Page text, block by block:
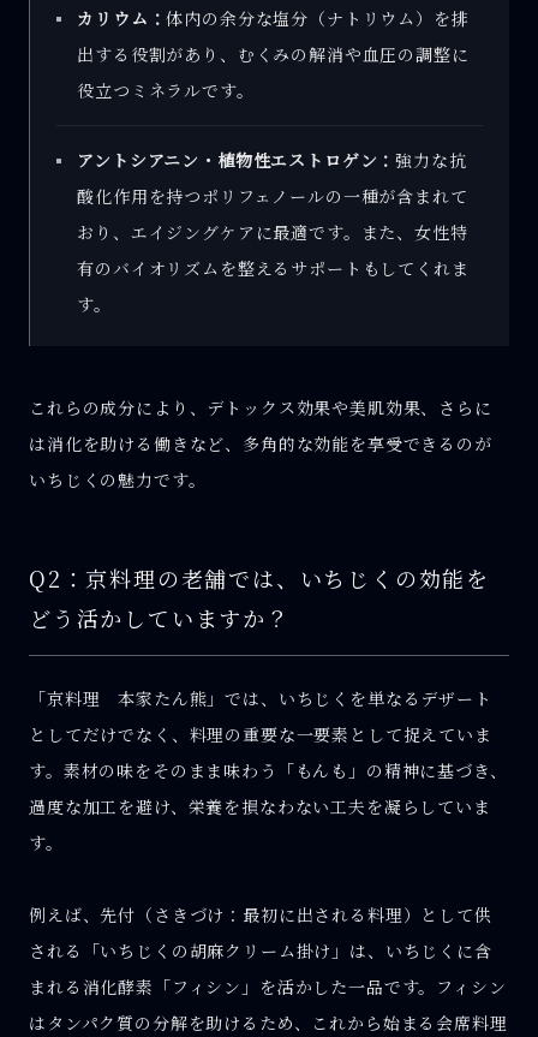
カリウム：体内の余分な塩分（ナトリウム）を排
出する役割があり、むくみの解消や血圧の調整に
役立つミネラルです。
アントシアニン・植物性エストロゲン：強力な抗
酸化作用を持つポリフェノールの一種が含まれて
おり、エイジングケアに最適です。また、女性特
有のバイオリズムを整えるサポートもしてくれま
す。
これらの成分により、デトックス効果や美肌効果、さらに
は消化を助ける働きなど、多角的な効能を享受できるのが
いちじくの魅力です。
Q2：京料理の老舗では、いちじくの効能を
どう活かしていますか？
「京料理 本家たん熊」では、いちじくを単なるデザート
としてだけでなく、料理の重要な一要素として捉えていま
す。素材の味をそのまま味わう「もんも」の精神に基づき、
過度な加工を避け、栄養を損なわない工夫を凝らしていま
す。
例えば、先付（さきづけ：最初に出される料理）として供
される「いちじくの胡麻クリーム掛け」は、いちじくに含
まれる消化酵素「フィシン」を活かした一品です。フィシン
はタンパク質の分解を助けるため、これから始まる会席料理